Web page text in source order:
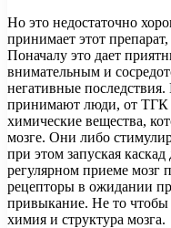
Но это недостаточно
принимает этот
Поначалу это дает
внимательным и
негативные
принимают люди, от ТГК
химические вещества,
мозге. Они либо
при этом запуская
регулярном приеме мозг
рецепторы в ожидании
привыкание. Не то чтобы
химия и структура мозга.